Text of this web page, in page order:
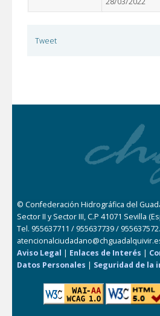
Tweet
© Confederación Hidrográfica del
Sector II y Sector III, C.P 41071 Sevilla
Tel. 955637711 / 955637739 /
Aviso Legal | Enlaces de Interés |
Datos Personales | Seguridad de la